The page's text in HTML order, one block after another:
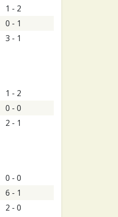
1 - 2
0 - 1
3 - 1
1 - 2
0 - 0
2 - 1
0 - 0
6 - 1
2 - 0